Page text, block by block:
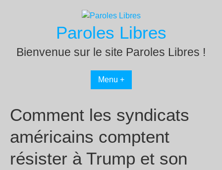
Paroles Libres
Bienvenue sur le site Paroles Libres !
Menu +
Comment les syndicats
américains comptent
résister à Trump et son